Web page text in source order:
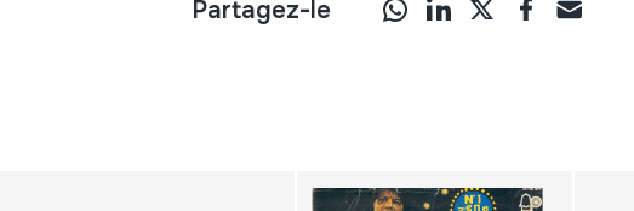
Partagez-le